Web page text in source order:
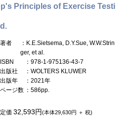
Principles of Exercise Testi
著者
：K.E.Sietsema, D.Y.Sue, W.W.Strin
ger, et al.
ISBN
：978-1-975136-43-7
出版社
：WOLTERS KLUWER
出版年
：2021年
ページ数 ：586pp.
定価32,593円(本体29,630円 ＋ 税)